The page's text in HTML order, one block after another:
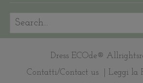
Dress ECOde®
Contatti/Contact us
| Leggi